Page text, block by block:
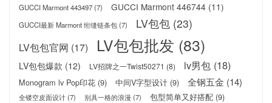
GUCCI Marmont 443497(7) GUCCI Marmont 446744 (11)
GUCCI最新 Marmont 绗缝链条包(7) LV包包 (23)
LV包包官网 (17) LV包包批发 (83)
LV包包爆款 (12) LV招牌之一Twist50271 (8) lv男包 (18)
Monogram lv Pop印花 (9) 中间V字型设计 (9) 全钢五金 (14)
全镂空皮面设计(7) 别具一格的浪漫 (7) 包型简单又好搭配 (9)